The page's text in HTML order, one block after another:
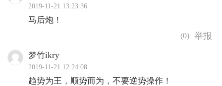
2019-11-21 13:23:36
马后炮！
(0)
梦竹ikry
2019-11-21 12:24:08
趋势为王，顺势而为，不要逆势操作！